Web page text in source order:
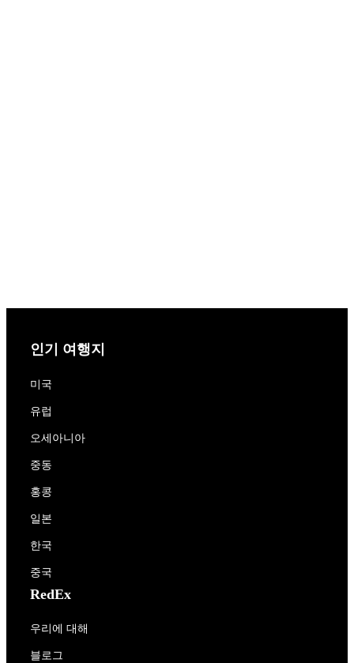
인기 여행지
미국
유럽
오세아니아
중동
홍콩
일본
한국
중국
RedEx
우리에 대해
블로그